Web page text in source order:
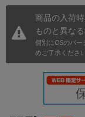
商品の入荷
ものと異な
個別にOSのバ
めご了承ください